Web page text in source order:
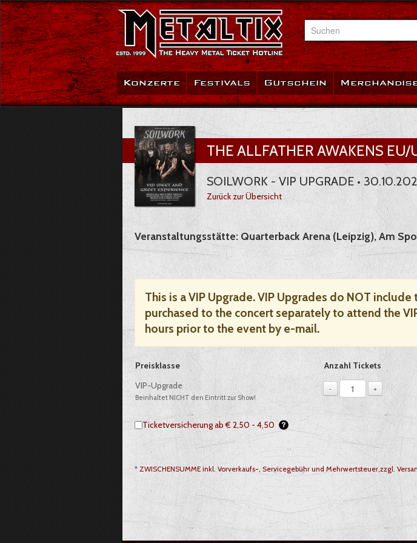
Suchen
Konzerte Festivals Gutschein
THE ALLFATHER AWAKENS
SOILWORK - VIP UPGRADE •
Zurück zur Übersicht
Veranstaltungsstätte: Quarterback Arena (Leipzig), Am
This is a VIP Upgrade. VIP Upgrades do NOT
purchased to the concert separately to attend the
hours prior to the event by e-mail.
Auswahl von Tickets pro Preiskategorie, sofern verfügbar
Preisklasse Anzahl Tickets
VIP-Upgrade
Beinhaltet NICHT den Eintritt zur Show!
- + 1
Ticketversicherung ab € 2,50 - 4,50
* ZWISCHENSUMME inkl. Vorverkaufs-, Servicegebühr und Mehrwertsteuer,zzgl.
Gesamt: € 79,99